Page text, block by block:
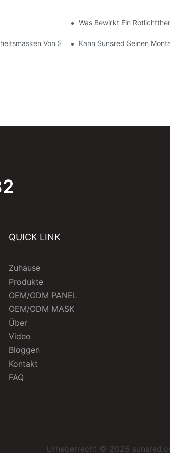
Was Bewirkt Ein
Von Sunsred In Den Letzten 12
Kann Sunsred Seinen
QUICK LINK
Zuhause
Produkte
OEM/ODM PANEL
OEM/ODM MASK
Über
Video
Bloggen
Kontakt
FAQ
Urheberrecht © 2025